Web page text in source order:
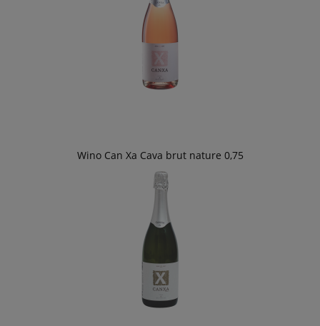
Wino Can Xa Cava brut nature 0,75